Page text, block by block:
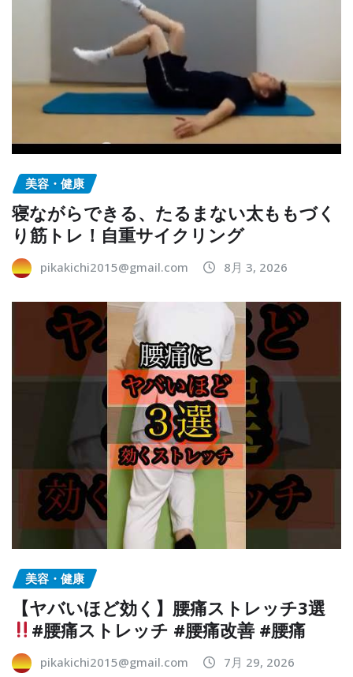
美容・健康
寝ながらできる、たるまない太ももづく
り筋トレ！自重サイクリング
pikakichi2015@gmail.com 8月 3, 2026
美容・健康
【ヤバいほど効く】腰痛ストレッチ3選
#腰痛ストレッチ #腰痛改善 #腰痛
pikakichi2015@gmail.com 7月 29, 2026